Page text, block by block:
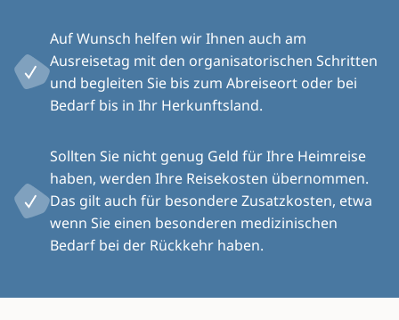
Auf Wunsch helfen wir Ihnen auch am
Ausreisetag mit den organisatorischen Schritten
und begleiten Sie bis zum Abreiseort oder bei
Bedarf bis in Ihr Herkunftsland.
Sollten Sie nicht genug Geld für Ihre Heimreise
haben, werden Ihre Reisekosten übernommen.
Das gilt auch für besondere Zusatzkosten, etwa
wenn Sie einen besonderen medizinischen
Bedarf bei der Rückkehr haben.